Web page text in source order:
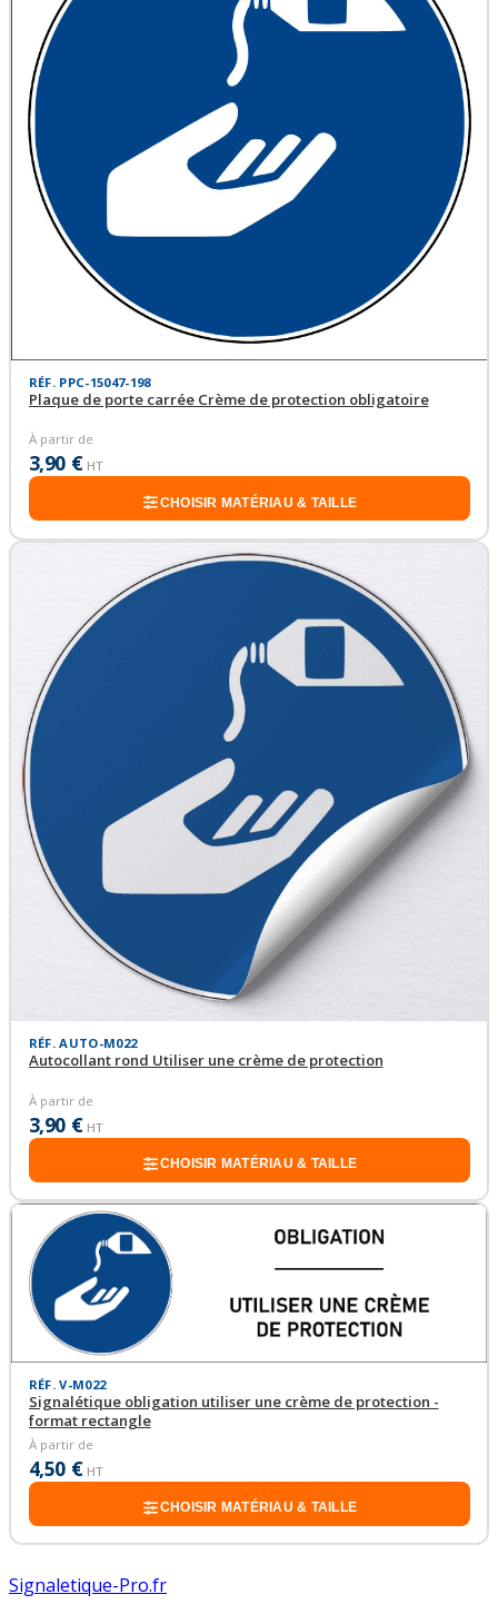
RÉF. PPC-15047-198
Plaque de porte carrée Crème de protection obligatoire
À partir de
3,90 € HT
CHOISIR MATÉRIAU & TAILLE
RÉF. AUTO-M022
Autocollant rond Utiliser une crème de protection
À partir de
3,90 € HT
CHOISIR MATÉRIAU & TAILLE
RÉF. V-M022
Signalétique obligation utiliser une crème de protection -
format rectangle
À partir de
4,50 € HT
CHOISIR MATÉRIAU & TAILLE
Signaletique-Pro.fr